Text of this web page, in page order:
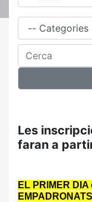
Família
Cerca
Les
faran a
EL PRIMER